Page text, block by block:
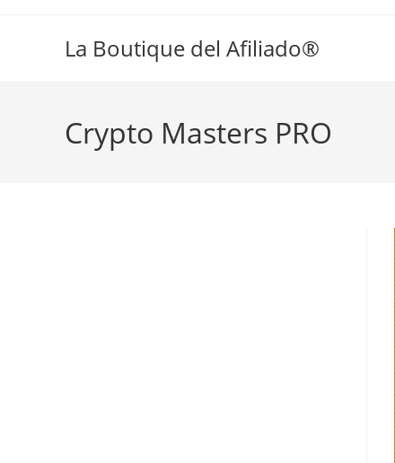
La Boutique del Afiliado®
Crypto Masters PRO